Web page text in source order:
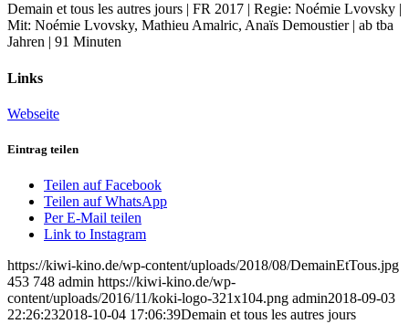
Demain et tous les autres jours | FR 2017 | Regie: Noémie Lvovsky |
Mit: Noémie Lvovsky, Mathieu Amalric, Anaïs Demoustier | ab tba
Jahren | 91 Minuten
Links
Webseite
Eintrag teilen
Teilen auf Facebook
Teilen auf WhatsApp
Per E-Mail teilen
Link to Instagram
https://kiwi-kino.de/wp-content/uploads/2018/08/DemainEtTous.jpg
453 748 admin https://kiwi-kino.de/wp-
content/uploads/2016/11/koki-logo-321x104.png admin2018-09-03
22:26:232018-10-04 17:06:39Demain et tous les autres jours